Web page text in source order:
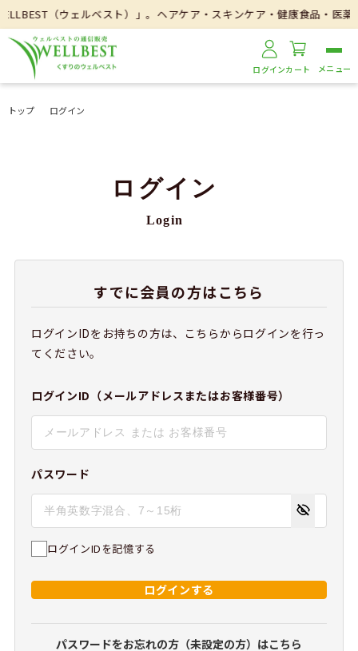
（ウェルベスト）」。ヘアケア・スキンケア・健康食品・医薬品
ログインカート
トップ ログイン
ログイン
Login
すでに会員の方はこちら
ログインIDをお持ちの方は、こちらからログインを行っ
てください。
ログインID（メールアドレスまたはお客様番号）
パスワード
ログインIDを記憶する
ログインする
パスワードをお忘れの方（未設定の方）はこちら